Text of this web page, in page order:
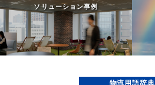
ソリューション事例
物流用語辞典